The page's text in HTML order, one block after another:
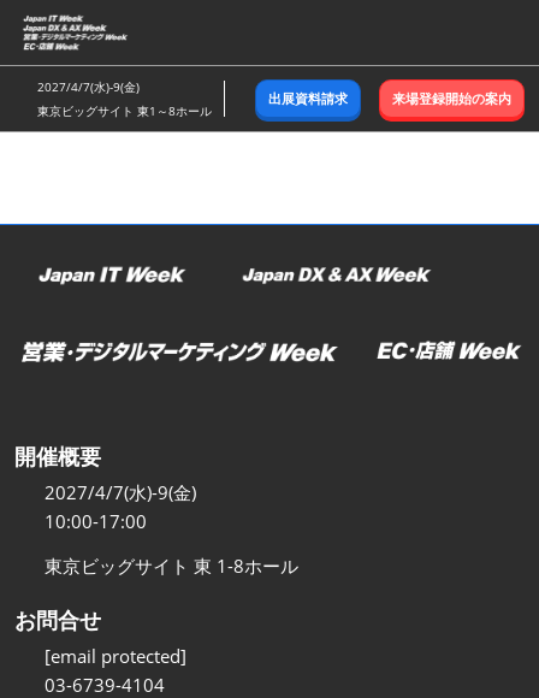
ス
キ
ッ
し
む
2027/4/7(水)-9(金)
東京ビッグサイト 東1～8ホール
出展資料請求 来場登録開始の案内
開催概要
2027/4/7(水)-9(金)
10:00-17:00
東京ビッグサイト 東 1-8ホール
お問合せ
[email protected]
03-6739-4104